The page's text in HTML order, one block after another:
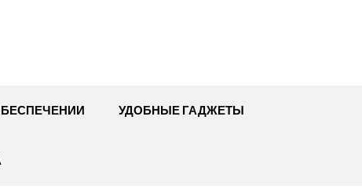
УДОБНЫЕ ГАДЖЕТЫ